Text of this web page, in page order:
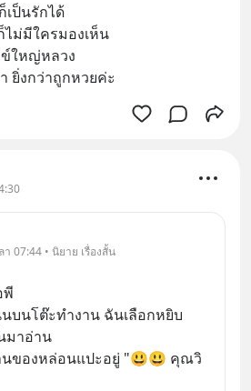
ป็นรักได้
ม่มีใครมองเห็น
ใหญ่หลวง
ยิ่งกว่าถูกหวยค่ะ
07:44 • นิยาย เรื่องสั้น
พี
มาอ่าน
ของหล่อนแปะอยู่ "😃😃 คุณวิ